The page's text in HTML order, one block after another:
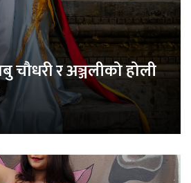
चौधरी र अञ्जलीको होली